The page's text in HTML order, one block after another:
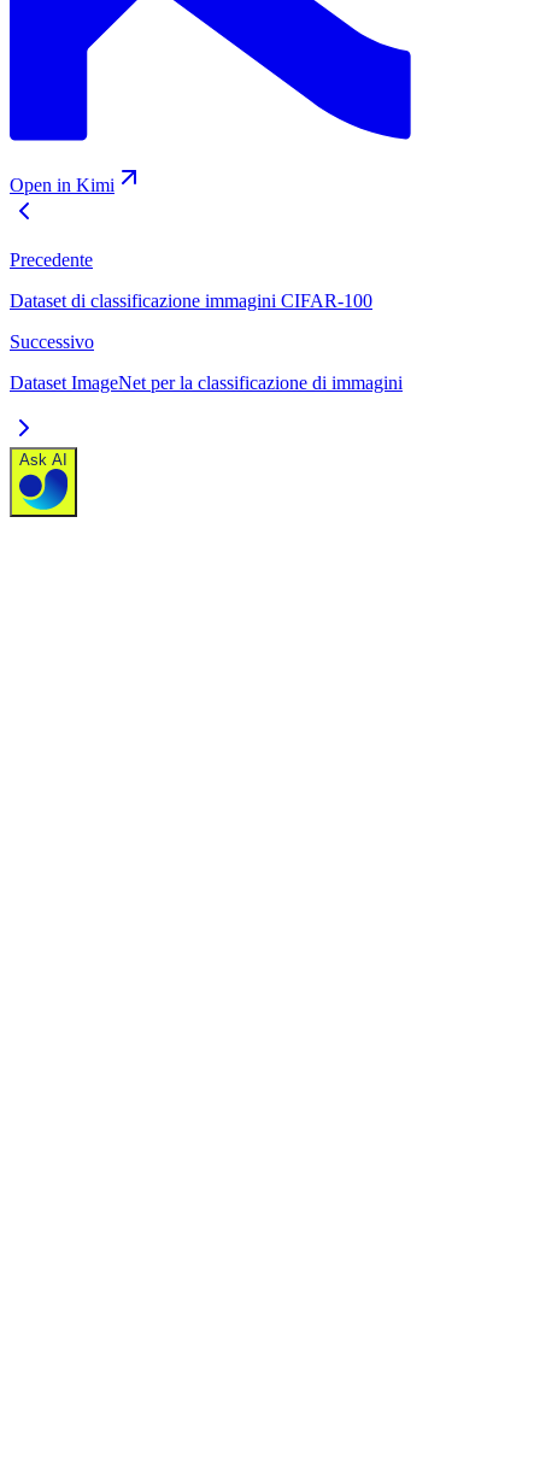
Open in Kimi
Precedente
Dataset di classificazione immagini CIFAR-100
Successivo
Dataset ImageNet per la classificazione di immagini
Ask AI